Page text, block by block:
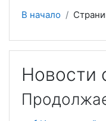
В начало
Новости